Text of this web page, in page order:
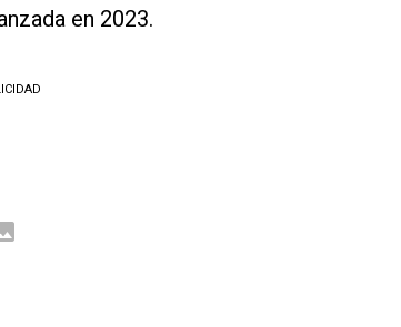
en 2023.